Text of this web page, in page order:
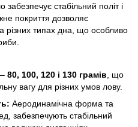
стабільний політ і
покриття дозволяє
різних типах дна, що особливо
80, 100, 120 і 130 грамів , що
вагу для різних умов лову.
Аеродинамічна форма та
забезпечують стабільний